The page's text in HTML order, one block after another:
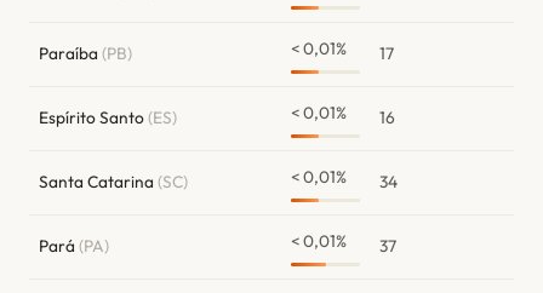
Paraíba (PB) < 0,01% 17
Espírito Santo(ES) < 0,01% 16
Santa Catarina (SC) < 0,01% 34
Pará (PA) < 0,01% 37